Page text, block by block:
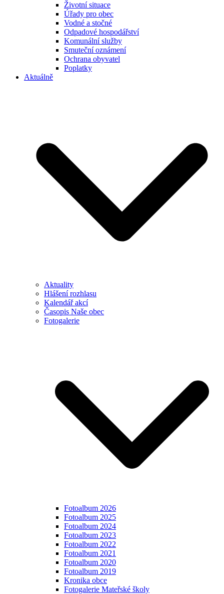
Životní situace
Úřady pro obec
Vodné a stočné
Odpadové hospodářství
Komunální služby
Smuteční oznámení
Ochrana obyvatel
Poplatky
Aktuálně
Aktuality
Hlášení rozhlasu
Kalendář akcí
Časopis Naše obec
Fotogalerie
Fotoalbum 2026
Fotoalbum 2025
Fotoalbum 2024
Fotoalbum 2023
Fotoalbum 2022
Fotoalbum 2021
Fotoalbum 2020
Fotoalbum 2019
Kronika obce
Fotogalerie Mateřské školy